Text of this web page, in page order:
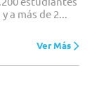
a más de 2...
Ver Más